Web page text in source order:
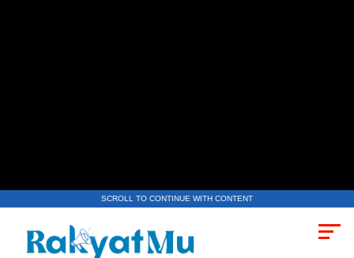
SCROLL TO CONTINUE WITH CONTENT